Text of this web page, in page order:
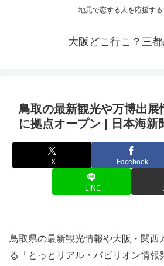
地元で恋する人を応援す
大阪どこ行こ？三
鳥取の最新観光や万博出展
に拠点オープン | 日本海
X Facebook
LINE
鳥取県の最新観光情報や大阪・関西
る「とっとリアル・パビリオン情報